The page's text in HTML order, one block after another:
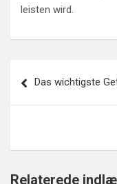
leisten wird.
Das wichtigste
Relaterede